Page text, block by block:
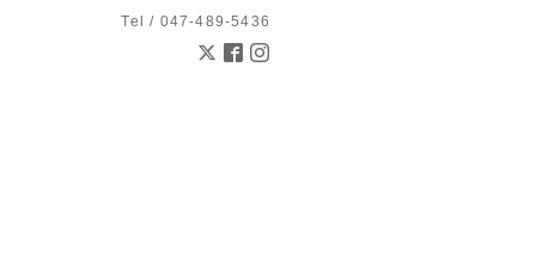
Tel / 047-489-5436